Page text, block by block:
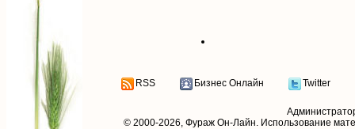
RSS Бизнес Онлайн Twitter
© 2000-2026, Фураж Он-Лайн. Использование